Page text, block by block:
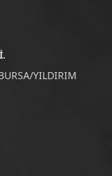
YILDIRIM